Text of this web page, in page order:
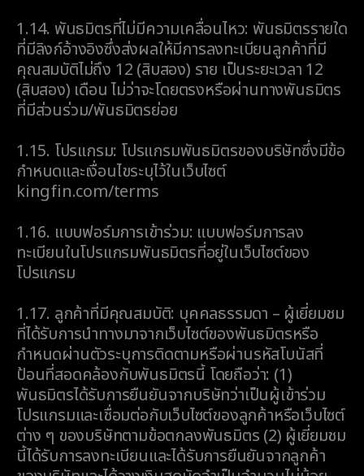
1.14. พันธมิตรที่ไม่มีความเคลื่อนไหว: พันธมิตรรายใด
ที่มีลิงก์อ้างอิงซึ่งส่งผลให้มีการลงทะเบียนลูกค้าที่มี
คุณสมบัติไม่ถึง 12 (สิบสอง) ราย เป็นระยะเวลา 12
(สิบสอง) เดือน ไม่ว่าจะโดยตรงหรือผ่านทางพันธมิตร
ที่มีส่วนร่วม/พันธมิตรย่อย
1.15. โปรแกรม: โปรแกรมพันธมิตรของบริษัทซึ่งมีข้อ
กำหนดและเงื่อนไขระบุไว้ในเว็บไซต์
kingfin.com/terms
1.16. แบบฟอร์มการเข้าร่วม: แบบฟอร์มการลง
ทะเบียนในโปรแกรมพันธมิตรที่อยู่ในเว็บไซต์ของ
โปรแกรม
1.17. ลูกค้าที่มีคุณสมบัติ: บุคคลธรรมดา – ผู้เยี่ยมชม
ที่ได้รับการนำทางมาจากเว็บไซต์ของพันธมิตรหรือ
กำหนดผ่านตัวระบุการติดตามหรือผ่านรหัสโบนัสที่
ป้อนที่สอดคล้องกับพันธมิตรนี้ โดยถือว่า: (1)
พันธมิตรได้รับการยืนยันจากบริษัทว่าเป็นผู้เข้าร่วม
โปรแกรมและเชื่อมต่อกับเว็บไซต์ของลูกค้าหรือเว็บไซต์
ต่าง ๆ ของบริษัทตามข้อตกลงพันธมิตร (2) ผู้เยี่ยมชม
นี้ได้รับการลงทะเบียนและได้รับการยืนยันจากลูกค้า